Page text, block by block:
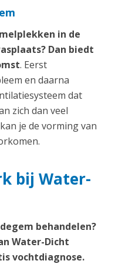
in de
Dan biedt
. Eerst
en daarna
dat
zich dan veel
je de vorming van
bij Water-
behandelen?
Water-Dicht
vochtdiagnose.